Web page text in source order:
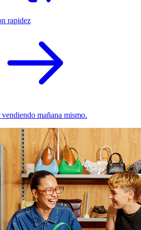
rapidez
vendiendo mañana mismo.